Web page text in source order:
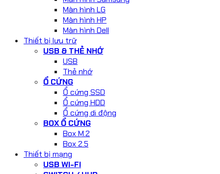
Màn hình LG
Màn hình HP
Màn hình Dell
Thiết bị lưu trữ
USB & THẺ NHỚ
USB
Thẻ nhớ
Ổ CỨNG
Ổ cứng SSD
Ổ cứng HDD
Ổ cứng di động
BOX Ổ CỨNG
Box M.2
Box 2.5
Thiết bị mạng
USB WI-FI